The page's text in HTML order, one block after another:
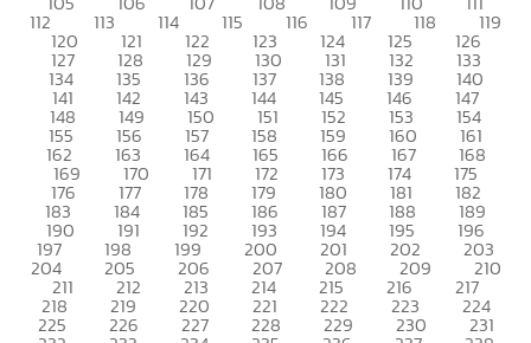
112 113 114 115 116 117 118 119
120 121 122 123 124 125 126
127 128 129 130 131 132 133
134 135 136 137 138 139 140
141 142 143 144 145 146 147
148 149 150 151 152 153 154
155 156 157 158 159 160 161
162 163 164 165 166 167 168
169 170 171 172 173 174 175
176 177 178 179 180 181 182
183 184 185 186 187 188 189
190 191 192 193 194 195 196
197 198 199 200 201 202 203
204 205 206 207 208 209 210
211 212 213 214 215 216 217
218 219 220 221 222 223 224
225 226 227 228 229 230 231